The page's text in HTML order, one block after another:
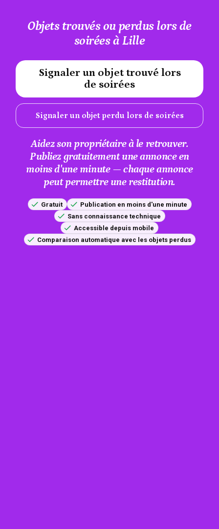
Objets trouvés ou perdus lors de
soirées à Lille
Signaler un objet trouvé lors
de soirées
Signaler un objet perdu lors de soirées
#A12AEB
Aidez son propriétaire à le retrouver.
Publiez gratuitement une annonce en
moins d'une minute — chaque annonce
peut permettre une restitution.
Gratuit
Publication en moins d'une minute
Sans connaissance technique
Accessible depuis mobile
Comparaison automatique avec les objets perdus